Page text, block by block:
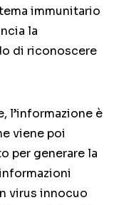
immunitario
la
di riconoscere
l’informazione è
viene poi
per generare la
virus innocuo